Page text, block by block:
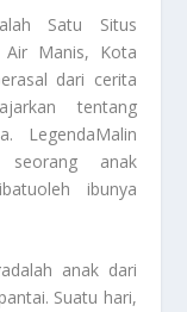
Satu Situs
Air Manis, Kota
dari cerita
tentang
LegendaMalin
seorang anak
batuoleh ibunya
adalah anak dari
Suatu hari,